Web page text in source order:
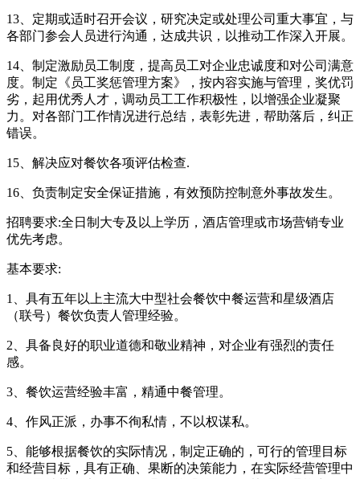
13、定期或适时召开会议，研究决定或处理公司重大事宜，与
各部门参会人员进行沟通，达成共识，以推动工作深入开展。
14、制定激励员工制度，提高员工对企业忠诚度和对公司满意
度。制定《员工奖惩管理方案》，按内容实施与管理，奖优罚
劣，起用优秀人才，调动员工工作积极性，以增强企业凝聚
力。对各部门工作情况进行总结，表彰先进，帮助落后，纠正
错误。
15、解决应对餐饮各项评估检查.
16、负责制定安全保证措施，有效预防控制意外事故发生。
招聘要求:全日制大专及以上学历，酒店管理或市场营销专业
优先考虑。
基本要求:
1、具有五年以上主流大中型社会餐饮中餐运营和星级酒店
（联号）餐饮负责人管理经验。
2、具备良好的职业道德和敬业精神，对企业有强烈的责任
感。
3、餐饮运营经验丰富，精通中餐管理。
4、作风正派，办事不徇私情，不以权谋私。
5、能够根据餐饮的实际情况，制定正确的，可行的管理目标
和经营目标，具有正确、果断的决策能力，在实际经营管理中